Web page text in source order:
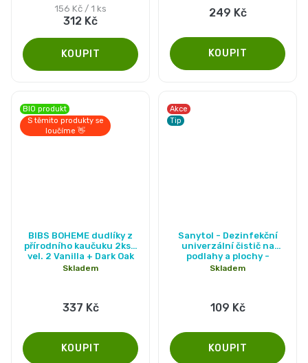
5,0
z
5
hvězdiček.
312 Kč
Měrná
cena:
156 Kč / 1 ks 249 Kč
BIO produkt
S těmito produkty se
loučíme 👋
BIBS BOHEME dudlíky z
přírodního kaučuku 2ks -
vel. 2 Vanilla + Dark Oak
hodnocení
produktu
5,0
hvězdiček.
Skladem
337 Kč
Akce
Tip
Sanytol - Dezinfekční
univerzální čistič na
podlahy a plochy -
Eukalyptus
hodnocení
produktu
5,0
hvězdiček.
Skladem
109 Kč